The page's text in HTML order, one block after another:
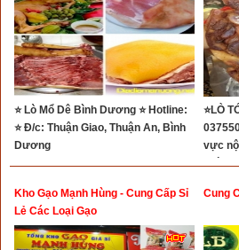
⭐ Lò Mổ Dê Bình Dương ⭐ Hotline:
⭐ Đ/c: Thuận Giao, Thuận An, Bình
Dương
⭐LÒ
vực
phí
đó
Kho Gạo Mạnh Hùng - Cung Cấp Sỉ
Lẻ Các Loại Gạo
Cung